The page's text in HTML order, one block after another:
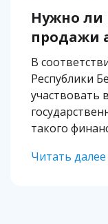
Нужно ли
продажи
В
Республики
участвовать
такого
заработная
Читать далее